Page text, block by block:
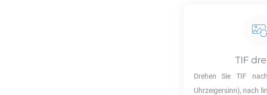
TIF
Drehen SieTIF
Uhrzeigersinn), nach